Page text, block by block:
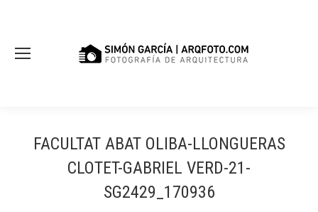
FACULTAT ABAT OLIBA-LLONGUERAS
CLOTET-GABRIEL VERD-21-
SG2429_170936